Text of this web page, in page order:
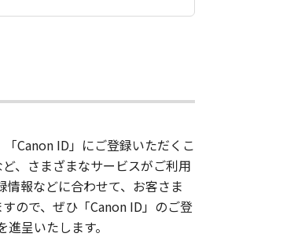
Canon ID」にご登録いただくこ
、さまざまなサービスがご利用
報などに合わせて、お客さま
ので、ぜひ「Canon ID」のご登
呈いたします。